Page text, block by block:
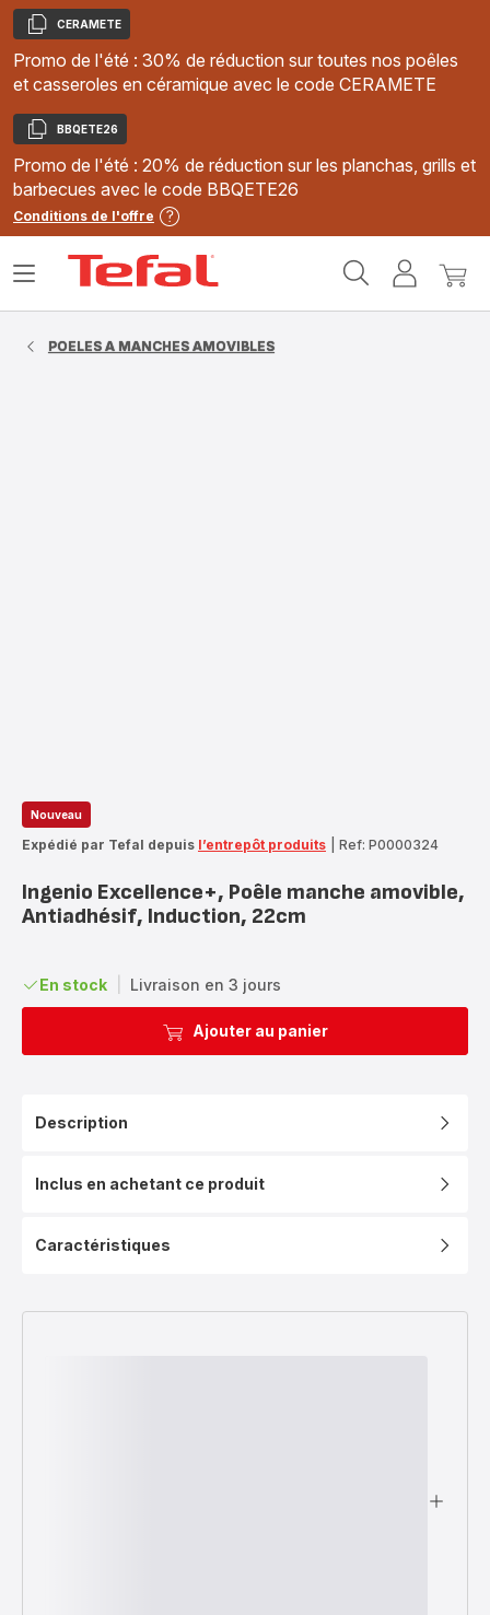
Copier
CERAMETE
Promo de l'été : 30% de réduction sur toutes nos poêles
et casseroles en céramique avec le code CERAMETE
Copier
BBQETE26
Promo de l'été : 20% de réduction sur les planchas, grills et
barbecues avec le code BBQETE26
Conditions de l'offre
MonMon
Ouvrir
POELES A MANCHES AMOVIBLES
Nouveau
Expédié par Tefal depuis l’entrepôt produits Ref: P0000324
Ingenio Excellence+, Poêle manche amovible,
Antiadhésif, Induction, 22cm
En stock Livraison en 3 jours
Ajouter au panier
Description
Inclus en achetant ce produit
Caractéristiques